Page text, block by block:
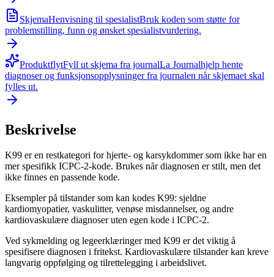
SkjemaHenvisning til spesialistBruk koden som støtte for
problemstilling, funn og ønsket spesialistvurdering.
ProduktflytFyll ut skjema fra journalLa Journalhjelp hente
diagnoser og funksjonsopplysninger fra journalen når skjemaet skal
fylles ut.
Beskrivelse
K99 er en restkategori for hjerte- og karsykdommer som ikke har en
mer spesifikk ICPC-2-kode. Brukes når diagnosen er stilt, men det
ikke finnes en passende kode.
Eksempler på tilstander som kan kodes K99: sjeldne
kardiomyopatier, vaskulitter, venøse misdannelser, og andre
kardiovaskulære diagnoser uten egen kode i ICPC-2.
Ved sykmelding og legeerklæringer med K99 er det viktig å
spesifisere diagnosen i fritekst. Kardiovaskulære tilstander kan kreve
langvarig oppfølging og tilrettelegging i arbeidslivet.